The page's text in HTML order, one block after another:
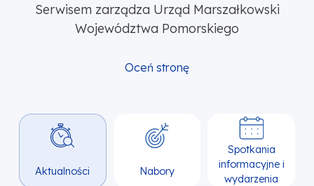
Serwisem zarządza Urząd Marszałkowski
Województwa Pomorskiego
Oceń stronę
Aktualności Nabory
Spotkania
informacyjne i
wydarzenia